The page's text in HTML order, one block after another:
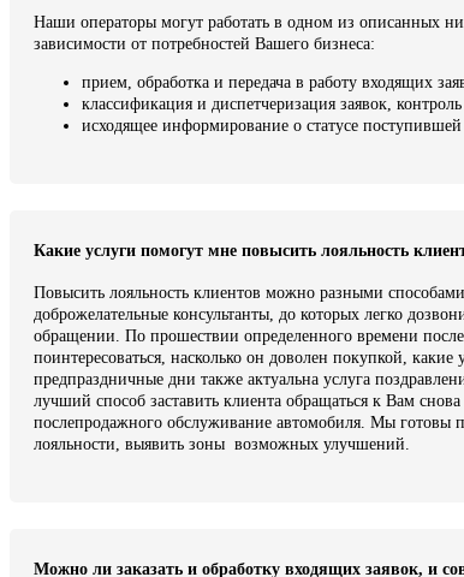
Наши операторы могут работать в одном из описанных
зависимости от потребностей Вашего бизнеса:
прием, обработка и передача в работу входящих
классификация и диспетчеризация заявок,
исходящее информирование о статусе поступившей
Какие услуги помогут мне повысить лояльность
Повысить лояльность клиентов можно разными
доброжелательные консультанты, до которых легко
обращении. По прошествии определенного времени
поинтересоваться, насколько он доволен покупкой,
предпраздничные дни также актуальна услуга
лучший способ заставить клиента обращаться к Вам
послепродажного обслуживание автомобиля. Мы готовы
лояльности, выявить зоны возможных улучшений.
Можно ли заказать и обработку входящих заявок, и